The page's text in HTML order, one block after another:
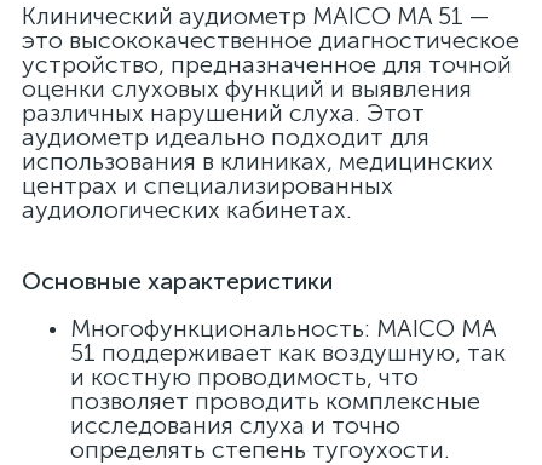
Клинический аудиометр MAICO MA 51 —
это высококачественное диагностическое
устройство, предназначенное для точной
оценки слуховых функций и выявления
различных нарушений слуха. Этот
аудиометр идеально подходит для
использования в клиниках, медицинских
центрах и специализированных
аудиологических кабинетах.
Основные характеристики
Многофункциональность: MAICO MA
51 поддерживает как воздушную, так
и костную проводимость, что
позволяет проводить комплексные
исследования слуха и точно
определять степень тугоухости.